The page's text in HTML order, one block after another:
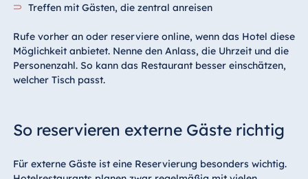
Treffen mit Gästen, die zentral anreisen
Rufe vorher an oder reserviere online, wenn das Hotel diese
Möglichkeit anbietet. Nenne den Anlass, die Uhrzeit und die
Personenzahl. So kann das Restaurant besser einschätzen,
welcher Tisch passt.
So reservieren externe Gäste richtig
Für externe Gäste ist eine Reservierung besonders wichtig.